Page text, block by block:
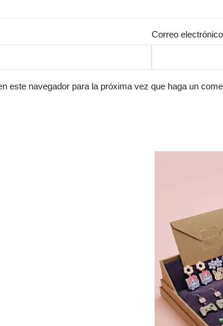
Correo electrónico
este navegador para la próxima vez que haga un